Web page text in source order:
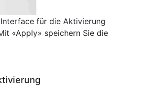
für die Aktivierung
«Apply» speichern Sie die